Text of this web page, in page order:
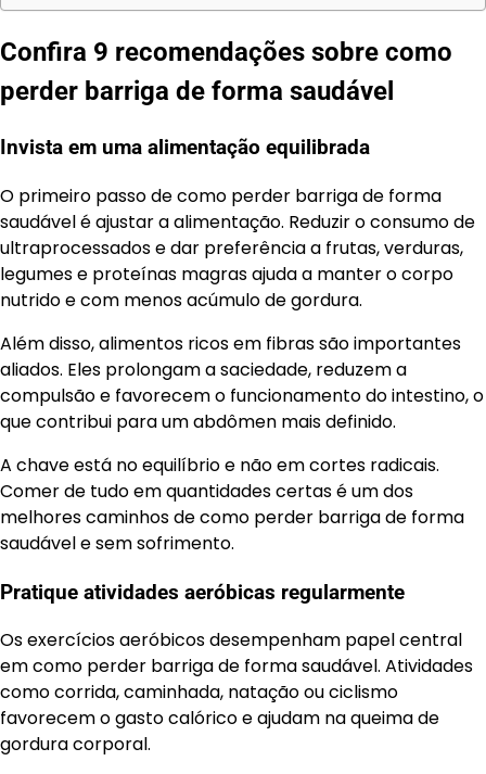
Confira 9 recomendações sobre como
perder barriga de forma saudável
Invista em uma alimentação equilibrada
O primeiro passo de como perder barriga de forma
saudável é ajustar a alimentação. Reduzir o consumo de
ultraprocessados e dar preferência a frutas, verduras,
legumes e proteínas magras ajuda a manter o corpo
nutrido e com menos acúmulo de gordura.
Além disso, alimentos ricos em fibras são importantes
aliados. Eles prolongam a saciedade, reduzem a
compulsão e favorecem o funcionamento do intestino, o
que contribui para um abdômen mais definido.
A chave está no equilíbrio e não em cortes radicais.
Comer de tudo em quantidades certas é um dos
melhores caminhos de como perder barriga de forma
saudável e sem sofrimento.
Pratique atividades aeróbicas regularmente
Os exercícios aeróbicos desempenham papel central
em como perder barriga de forma saudável. Atividades
como corrida, caminhada, natação ou ciclismo
favorecem o gasto calórico e ajudam na queima de
gordura corporal.